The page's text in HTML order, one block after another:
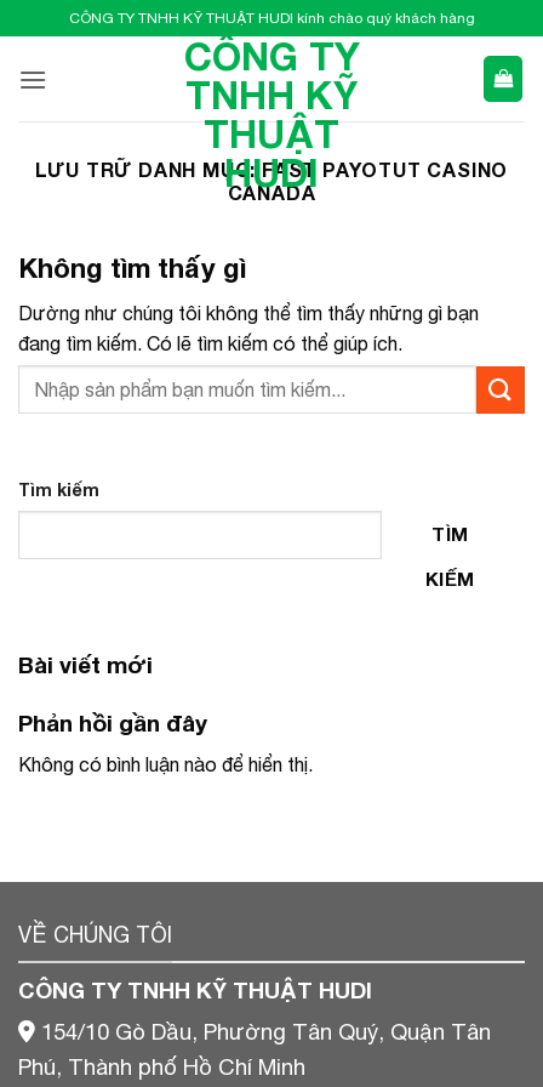
qua
nội
CÔNG TY TNHH KỸ THUẬT HUDI kính chào quý khách hàng
CÔNG TY
TNHH KỸ
THUẬT
HUDI
LƯU TRỮ DANH MỤC: FAST PAYOTUT CASINO
CANADA
Không tìm thấy gì
Dường như chúng tôi không thể tìm thấy những gì bạn
đang tìm kiếm. Có lẽ tìm kiếm có thể giúp ích.
Tìm kiếm
TÌM
KIẾM
Bài viết mới
Phản hồi gần đây
Không có bình luận nào để hiển thị.
VỀ CHÚNG TÔI
CÔNG TY TNHH KỸ THUẬT HUDI
154/10 Gò Dầu, Phường Tân Quý, Quận Tân
Phú, Thành phố Hồ Chí Minh